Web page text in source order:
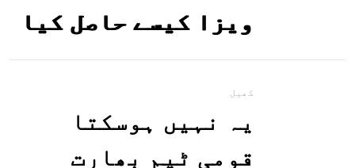
ویزا کیسے حاصل کیا
جاسکتا ہے؟جانیے
کھیل
یہ نہیں ہوسکتا
قومی ٹیم بھارت